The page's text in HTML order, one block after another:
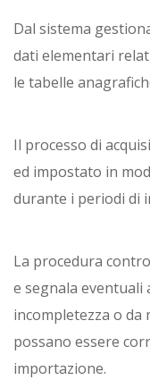
Dal sistema
dati elementari
le tabelle
Il processo di
ed impostato in
durante i periodi di
La procedura
e segnala eventuali
incompletezza o da
possano essere
importazione.